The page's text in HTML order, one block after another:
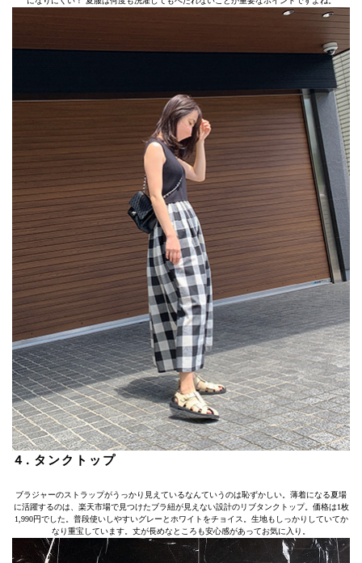
４. タンクトップ
ブラジャーのストラップがうっかり見えているなんていうのは恥ずかしい。薄着になる夏場
に活躍するのは、楽天市場で見つけたブラ紐が見えない設計のリブタンクトップ。価格は1枚
1,990円でした。普段使いしやすいグレーとホワイトをチョイス。生地もしっかりしていてか
なり重宝しています。丈が長めなところも安心感があってお気に入り。